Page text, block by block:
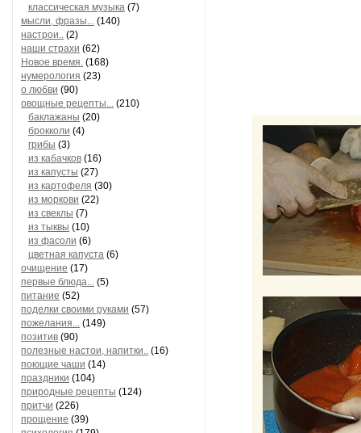
классическая музыка (7)
мысли, фразы... (140)
настрои.. (2)
наши страхи (62)
Новое время. (168)
нумерология (23)
о любви (90)
овощные рецепты... (210)
баклажаны (20)
брокколи (4)
грибы (3)
из кабачков (16)
из капусты (27)
из картофеля (30)
из моркови (22)
из свеклы (7)
из тыквы (10)
из фасоли (6)
цветная капуста (6)
очищение (17)
первые блюда... (5)
питание (52)
поделки своими руками (57)
пожелания... (149)
позитив (90)
полезные настои, напитки.. (16)
поющие чаши (14)
праздники (104)
природные рецепты (124)
притчи (226)
прощение (39)